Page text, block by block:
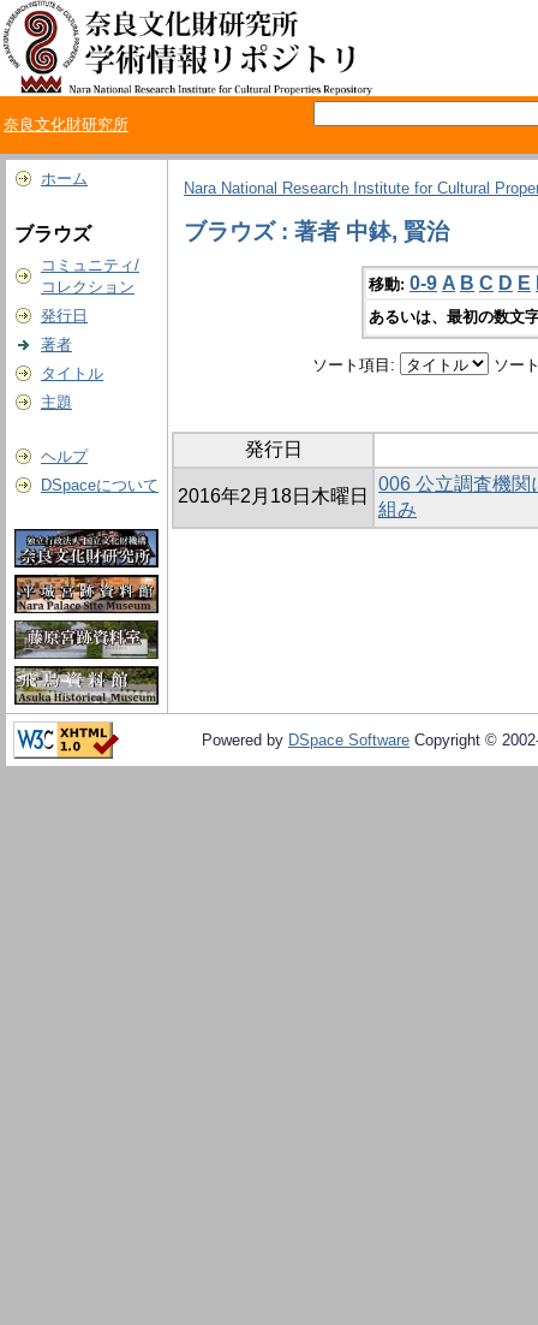
奈良文化財研究所
ホーム
ブラウズ
コミュニティ/
コレクション
発行日
著者
タイトル
主題
ヘルプ
DSpaceについて
Nara National Research Institute for Cultural
ブラウズ : 著者 中鉢, 賢治
移動: 0-9 A B C D E
あるいは、最初の数文
ソート項目: ソー
発行日
2016年2月18日木曜日
006 公立調査機関
組み
Powered by DSpace Software Copyright ©